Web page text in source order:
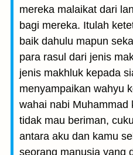
mereka malaikat dari
bagi mereka. Itulah
baik dahulu mapun
para rasul dari jenis
jenis makhluk kepada
menyampaikan wahyu
wahai nabi Muhammad
tidak mau beriman,
antara aku dan kamu
seorang manusia yang